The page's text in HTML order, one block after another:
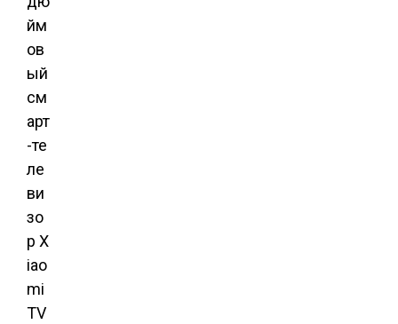
йм
ов
ый
см
арт
-те
ле
ви
зо
р X
iao
mi
TV